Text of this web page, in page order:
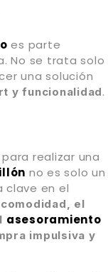
es parte
No se trata solo
una solución
y funcionalidad.
realizar una
no es solo un
clave en el
el
asesoramiento
impulsiva y